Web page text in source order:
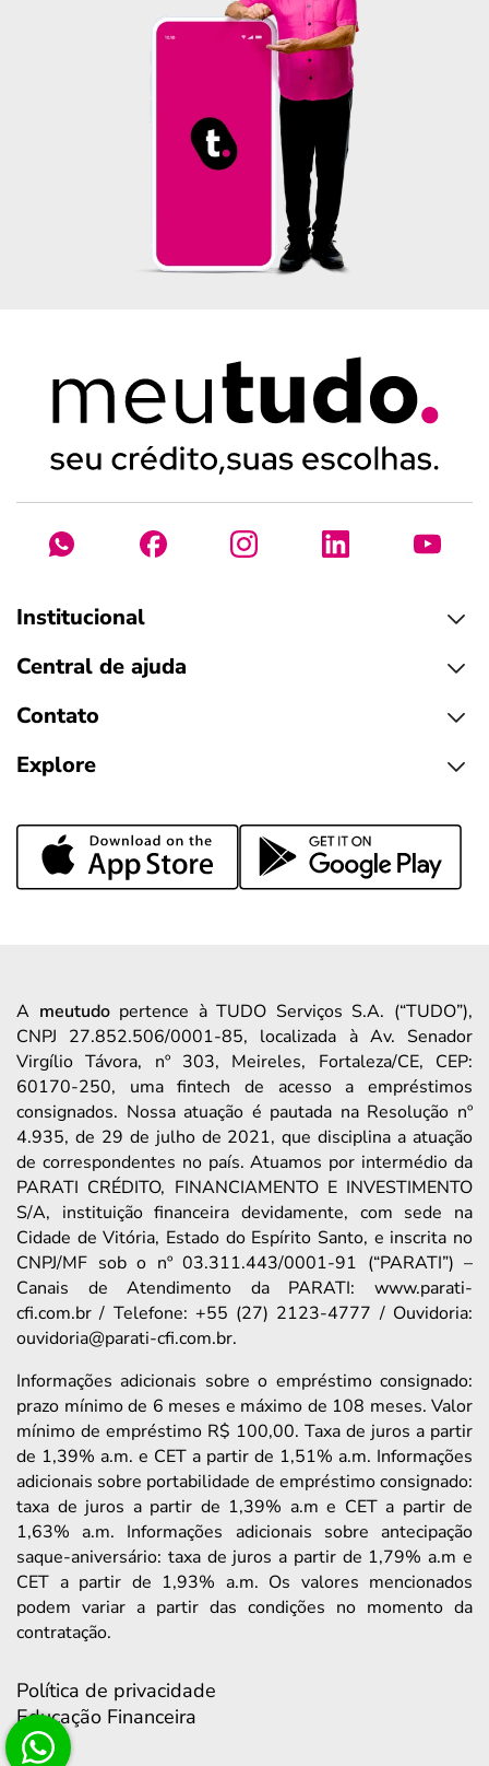
Institucional
Central de ajuda
Contato
Explore
A meutudopertence à TUDO Serviços S.A. (“TUDO”),
CNPJ 27.852.506/0001-85, localizada à Av. Senador
Virgílio Távora, nº 303, Meireles, Fortaleza/CE, CEP:
60170-250, uma fintech de acesso a empréstimos
consignados. Nossa atuação é pautada na Resolução nº
4.935, de 29 de julho de 2021, que disciplina a atuação
de correspondentes no país. Atuamos por intermédio da
PARATI CRÉDITO, FINANCIAMENTO E INVESTIMENTO
S/A, instituição financeira devidamente, com sede na
Cidade de Vitória, Estado do Espírito Santo, e inscrita no
CNPJ/MF sob o nº 03.311.443/0001-91 (“PARATI”) –
Canais de Atendimento da PARATI: www.parati-
cfi.com.br / Telefone: +55 (27) 2123-4777 / Ouvidoria:
ouvidoria@parati-cfi.com.br.
Informações adicionais sobre o empréstimo consignado:
prazo mínimo de 6 meses e máximo de 108 meses. Valor
mínimo de empréstimo R$ 100,00. Taxa de juros a partir
de 1,39% a.m. e CET a partir de 1,51% a.m. Informações
adicionais sobre portabilidade de empréstimo consignado:
taxa de juros a partir de 1,39% a.m e CET a partir de
1,63% a.m. Informações adicionais sobre antecipação
saque-aniversário: taxa de juros a partir de 1,79% a.m e
CET a partir de 1,93% a.m. Os valores mencionados
podem variar a partir das condições no momento da
contratação.
Política de privacidade
Educação Financeira